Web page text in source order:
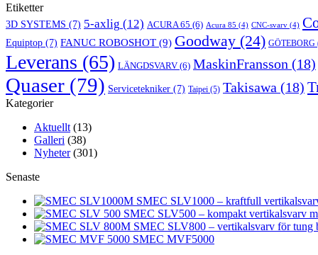
Etiketter
3D SYSTEMS (7) 5-axlig (12) ACURA 65 (6) Acura 85 (4) CNC-svarv (4)
Equiptop (7) FANUC ROBOSHOT (9) Goodway (24) GÖTEBORG
Leverans (65) LÄNGDSVARV (6) MaskinFransson (18)
Quaser (79) Servicetekniker (7) Taipei (5) Takisawa (18)
Kategorier
Aktuellt (13)
Galleri (38)
Nyheter(301)
Senaste
SMEC SLV1000 – kraftfull
SMEC SLV500 – kompakt vertikalsvarv
SMEC SLV800 – vertikalsvarv för tung
SMEC MVF5000